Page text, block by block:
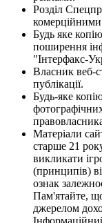
Розділ
Будь яке
поширення
"Інтерфакс-
Власник веб-
публікації.
Будь-яке
Матеріали
старше 21
викликати
(принципів)
ознак
Пам'ятайте,
джерелом